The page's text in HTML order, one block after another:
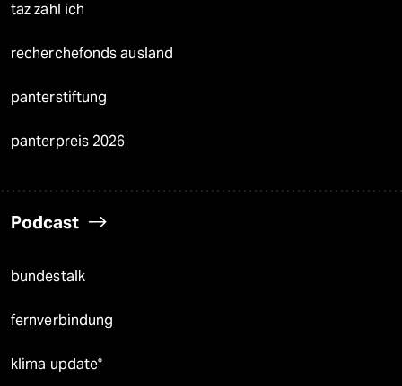
taz zahl ich
recherchefonds ausland
panterstiftung
panterpreis 2026
Podcast
bundestalk
fernverbindung
klima update°